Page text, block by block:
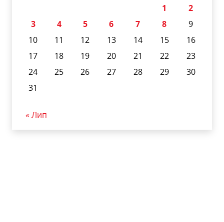
1
2
3
4 5 6 7 8
9
10
11 12 13 14 15
16
17
18 19 20 21 22
23
24
25 26 27 28 29
30
31
« Лип